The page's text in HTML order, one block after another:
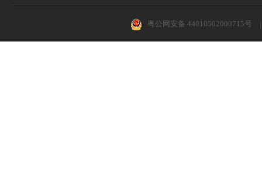
粤公网安备 44010502000715号 |